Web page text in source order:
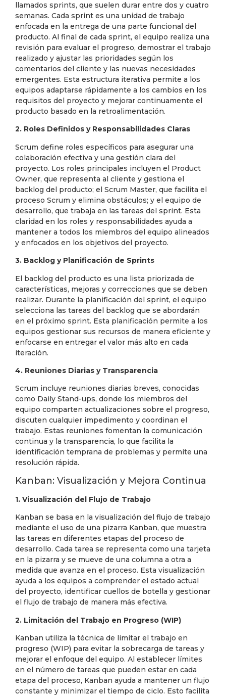
llamados sprints, que suelen durar entre dos y cuatro
semanas. Cada sprint es una unidad de trabajo
enfocada en la entrega de una parte funcional del
producto. Al final de cada sprint, el equipo realiza una
revisión para evaluar el progreso, demostrar el trabajo
realizado y ajustar las prioridades según los
comentarios del cliente y las nuevas necesidades
emergentes. Esta estructura iterativa permite a los
equipos adaptarse rápidamente a los cambios en los
requisitos del proyecto y mejorar continuamente el
producto basado en la retroalimentación.
2. Roles Definidos y Responsabilidades Claras
Scrum define roles específicos para asegurar una
colaboración efectiva y una gestión clara del
proyecto. Los roles principales incluyen el Product
Owner, que representa al cliente y gestiona el
backlog del producto; el Scrum Master, que facilita el
proceso Scrum y elimina obstáculos; y el equipo de
desarrollo, que trabaja en las tareas del sprint. Esta
claridad en los roles y responsabilidades ayuda a
mantener a todos los miembros del equipo alineados
y enfocados en los objetivos del proyecto.
3. Backlog y Planificación de Sprints
El backlog del producto es una lista priorizada de
características, mejoras y correcciones que se deben
realizar. Durante la planificación del sprint, el equipo
selecciona las tareas del backlog que se abordarán
en el próximo sprint. Esta planificación permite a los
equipos gestionar sus recursos de manera eficiente y
enfocarse en entregar el valor más alto en cada
iteración.
4. Reuniones Diarias y Transparencia
Scrum incluye reuniones diarias breves, conocidas
como Daily Stand-ups, donde los miembros del
equipo comparten actualizaciones sobre el progreso,
discuten cualquier impedimento y coordinan el
trabajo. Estas reuniones fomentan la comunicación
continua y la transparencia, lo que facilita la
identificación temprana de problemas y permite una
resolución rápida.
Kanban: Visualización y Mejora Continua
1. Visualización del Flujo de Trabajo
Kanban se basa en la visualización del flujo de trabajo
mediante el uso de una pizarra Kanban, que muestra
las tareas en diferentes etapas del proceso de
desarrollo. Cada tarea se representa como una tarjeta
en la pizarra y se mueve de una columna a otra a
medida que avanza en el proceso. Esta visualización
ayuda a los equipos a comprender el estado actual
del proyecto, identificar cuellos de botella y gestionar
el flujo de trabajo de manera más efectiva.
2. Limitación del Trabajo en Progreso (WIP)
Kanban utiliza la técnica de limitar el trabajo en
progreso (WIP) para evitar la sobrecarga de tareas y
mejorar el enfoque del equipo. Al establecer límites
en el número de tareas que pueden estar en cada
etapa del proceso, Kanban ayuda a mantener un flujo
constante y minimizar el tiempo de ciclo. Esto facilita